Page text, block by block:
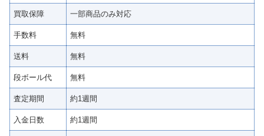
買取保障 一部商品のみ対応
手数料 無料
送料 無料
段ボール代 無料
査定期間 約1週間
入金日数 約1週間